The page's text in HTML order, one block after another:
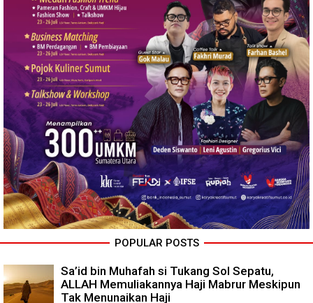
POPULAR POSTS
Sa’id bin Muhafah si Tukang Sol Sepatu,
ALLAH Memuliakannya Haji Mabrur Meskipun
Tak Menunaikan Haji